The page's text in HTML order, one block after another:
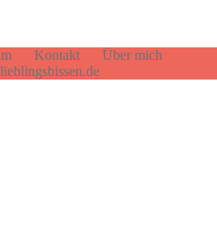
Kontakt
Über mich